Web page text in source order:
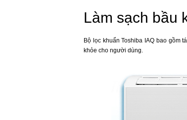
Làm sạch bầu
Bộ lọc khuẩn Toshiba IAQ bao gồm
khỏe cho người dùng.